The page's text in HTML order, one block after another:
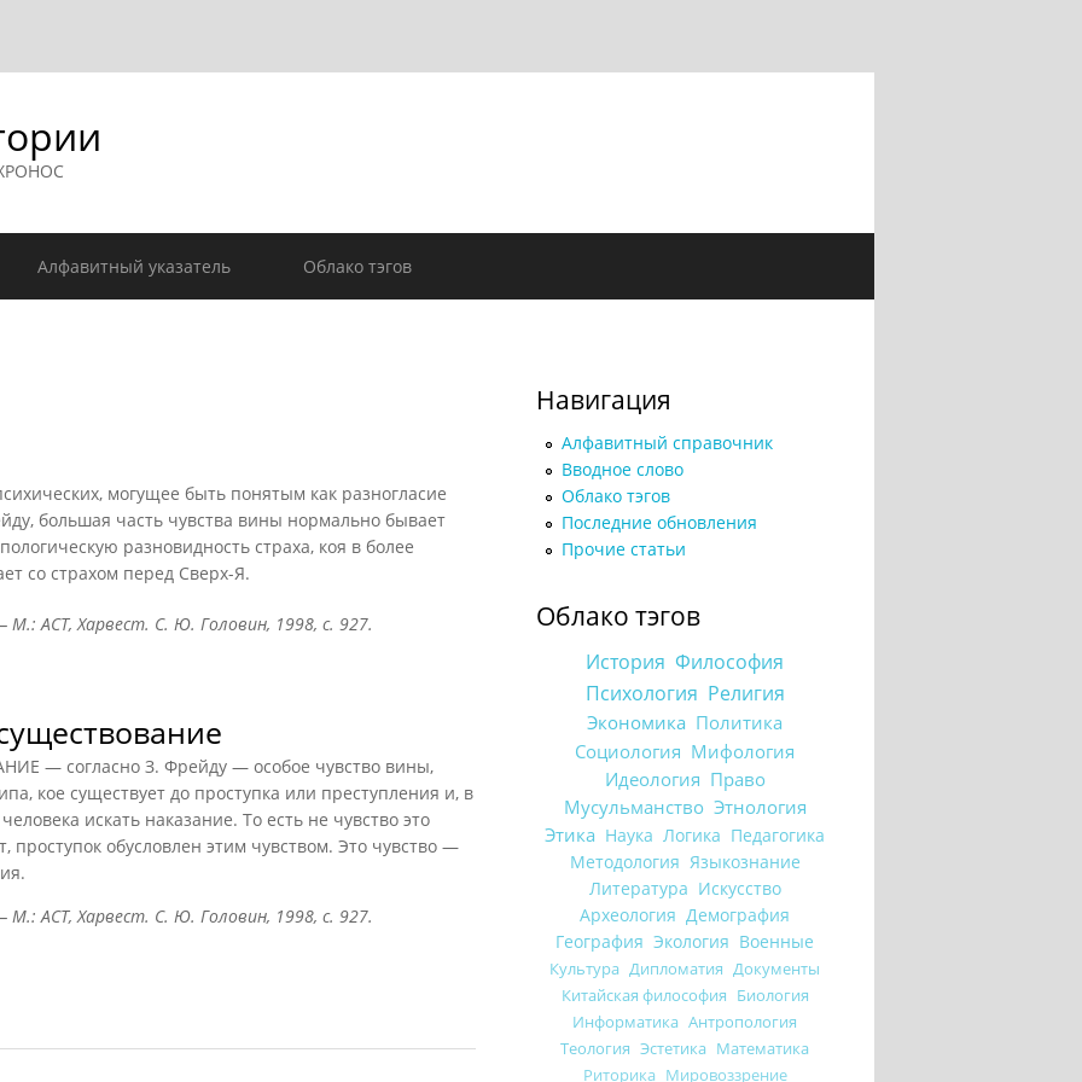
Алфавитный указатель Облако тэгов
могущее быть понятым как разногласие
большая часть чувства вины нормально бывает
разновидность страха, коя в более
со страхом перед Сверх-Я.
М.: АСТ, Харвест. С. Ю. Головин, 1998, с. 927.
— согласно З. Фрейду — особое чувство вины,
кое существует до проступка или преступления и, в
искать наказание. То есть не чувство это
проступок обусловлен этим чувством. Это чувство —
М.: АСТ, Харвест. С. Ю. Головин, 1998, с. 927.
Навигация
Алфавитный справочник
Вводное слово
Облако тэгов
Последние обновления
Прочие статьи
Облако тэгов
История Философия
Психология Религия
Экономика Политика
Социология Мифология
Идеология Право
Мусульманство Этнология
Этика Наука Логика Педагогика
Методология Языкознание
Литература Искусство
Археология Демография
География Экология Военные
Культура Дипломатия Документы
Китайская философия Биология
Информатика Антропология
Теология Эстетика Математика
Риторика Мировоззрение